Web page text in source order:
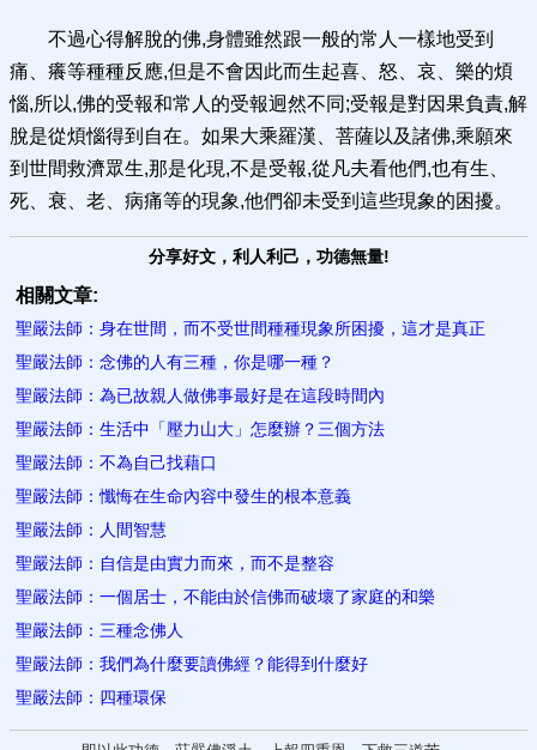
不過心得解脫的佛,身體雖然跟一般的常人一樣地受到
痛、癢等種種反應,但是不會因此而生起喜、怒、哀、樂的煩
惱,所以,佛的受報和常人的受報迥然不同;受報是對因果負責,解
脫是從煩惱得到自在。如果大乘羅漢、菩薩以及諸佛,乘願來
到世間救濟眾生,那是化現,不是受報,從凡夫看他們,也有生、
死、衰、老、病痛等的現象,他們卻未受到這些現象的困擾。
分享好文，利人利己，功德無量!
相關文章:
聖嚴法師：身在世間，而不受世間種種現象所困擾，這才是真正
聖嚴法師：念佛的人有三種，你是哪一種？
聖嚴法師：為已故親人做佛事最好是在這段時間內
聖嚴法師：生活中「壓力山大」怎麼辦？三個方法​
聖嚴法師：不為自己找藉口
聖嚴法師：懺悔在生命內容中發生的根本意義
聖嚴法師：人間智慧
聖嚴法師：自信是由實力而來，而不是整容
聖嚴法師：一個居士，不能由於信佛而破壞了家庭的和樂
聖嚴法師：三種念佛人
聖嚴法師：我們為什麼要讀佛經？能​得到什麼好
聖嚴法師：四種環保